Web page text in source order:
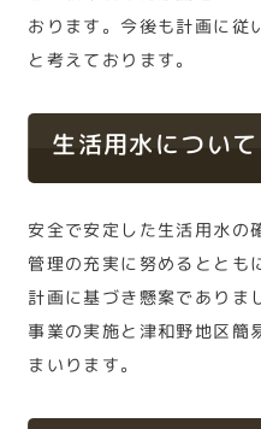
おります。今後も計画に従
と考えております。
生活用水について
安全で安定した生活用水の
管理の充実に努めるととも
計画に基づき懸案でありま
事業の実施と津和野地区簡
まいります。